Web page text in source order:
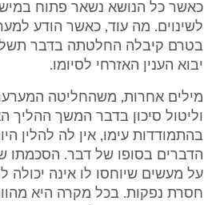
כאשר כל הנושא נשאר פתוח
לשינוים. מה עוד, כאשר הודע
בטרם קיבלה החלטתה בדבר
יבוא הענין האזרחי לסיומו.
מילים אחרות, משהחליטה
וליטול סיכון בדבר המשך ההליך
בהתמודדות עימו, אין לה להלין
הדברים בסופו של דבר. הסכמתו
על מעשים שיוחסו לו אינה
חסרת נפקות. בכל מקרה היא